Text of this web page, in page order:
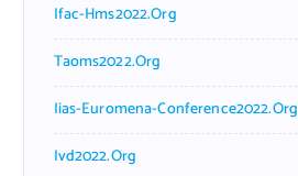
Ifac-Hms2022.org
Taoms2022.org
Iias-Euromena-Conference2022.org
Ivd2022.org